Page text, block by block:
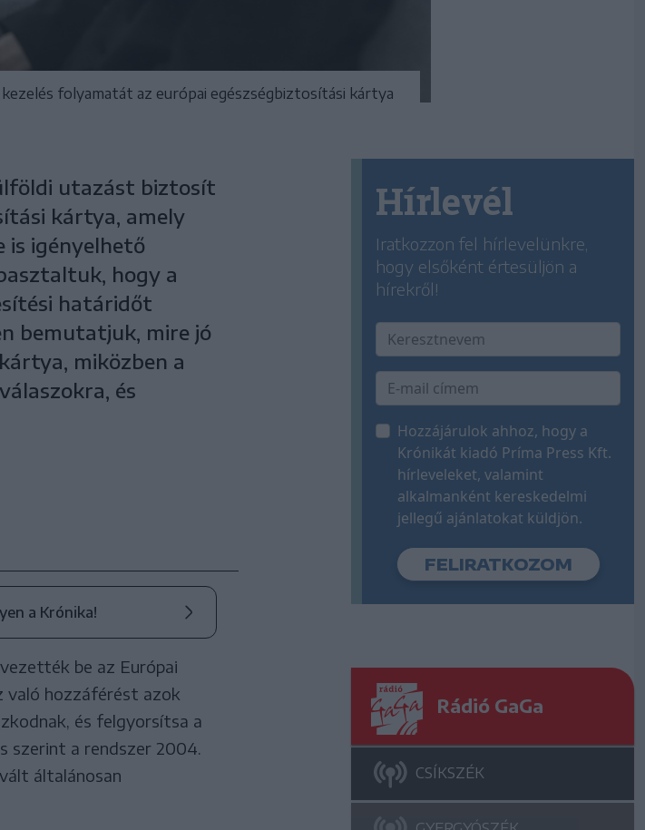
folyamatát az európai egészségbiztosítási kártya
utazást biztosít
kártya, amely
is igényelhető
hogy a
határidőt
bemutatjuk, mire jó
miközben a
és
a Krónika!
be az Európai
való hozzáférést azok
és felgyorsítsa a
szerint a rendszer 2004.
általánosan
Hírlevél
Iratkozzon fel hírlevelünkre,
hogy elsőként értesüljön a
hírekről!
Hozzájárulok ahhoz, hogy a
Krónikát kiadó Príma Press Kft.
hírleveleket, valamint
alkalmanként kereskedelmi
jellegű ajánlatokat küldjön.
Rádió GaGa
CSÍKSZÉK